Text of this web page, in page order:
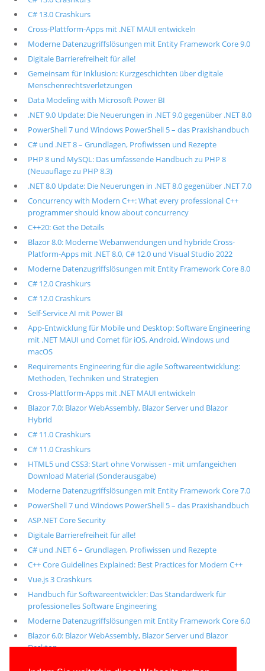
C# 13.0 Crashkurs
Cross-Plattform-Apps mit .NET MAUI entwickeln
Moderne Datenzugriffslösungen mit Entity Framework Core 9.0
Digitale Barrierefreiheit für alle!
Gemeinsam für Inklusion: Kurzgeschichten über digitale
Menschenrechtsverletzungen
Data Modeling with Microsoft Power BI
.NET 9.0 Update: Die Neuerungen in .NET 9.0 gegenüber .NET 8.0
PowerShell 7 und Windows PowerShell 5 – das Praxishandbuch
C# und .NET 8 – Grundlagen, Profiwissen und Rezepte
PHP 8 und MySQL: Das umfassende Handbuch zu PHP 8
(Neuauflage zu PHP 8.3)
.NET 8.0 Update: Die Neuerungen in .NET 8.0 gegenüber .NET 7.0
Concurrency with Modern C++: What every professional C++
programmer should know about concurrency
C++20: Get the Details
Blazor 8.0: Moderne Webanwendungen und hybride Cross-
Platform-Apps mit .NET 8.0, C# 12.0 und Visual Studio 2022
Moderne Datenzugriffslösungen mit Entity Framework Core 8.0
C# 12.0 Crashkurs
C# 12.0 Crashkurs
Self-Service AI mit Power BI
App-Entwicklung für Mobile und Desktop: Software Engineering
mit .NET MAUI und Comet für iOS, Android, Windows und
macOS
Requirements Engineering für die agile Softwareentwicklung:
Methoden, Techniken und Strategien
Cross-Plattform-Apps mit .NET MAUI entwickeln
Blazor 7.0: Blazor WebAssembly, Blazor Server und Blazor
Hybrid
C# 11.0 Crashkurs
C# 11.0 Crashkurs
HTML5 und CSS3: Start ohne Vorwissen - mit umfangeichen
Download Material (Sonderausgabe)
Moderne Datenzugriffslösungen mit Entity Framework Core 7.0
PowerShell 7 und Windows PowerShell 5 – das Praxishandbuch
ASP.NET Core Security
Digitale Barrierefreiheit für alle!
C# und .NET 6 – Grundlagen, Profiwissen und Rezepte
C++ Core Guidelines Explained: Best Practices for Modern C++
Vue.js 3 Crashkurs
Handbuch für Softwareentwickler: Das Standardwerk für
professionelles Software Engineering
Moderne Datenzugriffslösungen mit Entity Framework Core 6.0
Blazor 6.0: Blazor WebAssembly, Blazor Server und Blazor
Desktop